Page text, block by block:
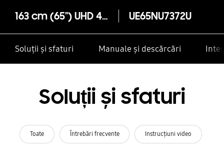
163 cm (65") UHD 4K Curved Smart TV NU7372 Seria 7 UE65NU7372U
Soluții și sfaturi Manuale și descărcări
Soluții și sfaturi
Toate Întrebări frecvente Instrucţiuni video